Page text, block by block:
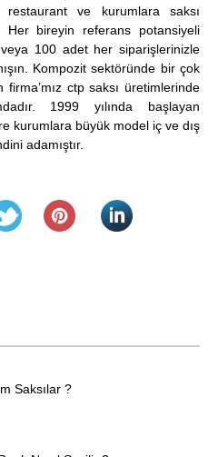
ve kurumlara saksı
Her bireyin referans potansiyeli
100 adet her siparişlerinizle
Kompozit sektöründe bir çok
ctp saksı üretimlerinde
1999 yılında başlayan
kurumlara büyük model iç ve dış
adamıştır.
Saksılar ?
Temsilcisi